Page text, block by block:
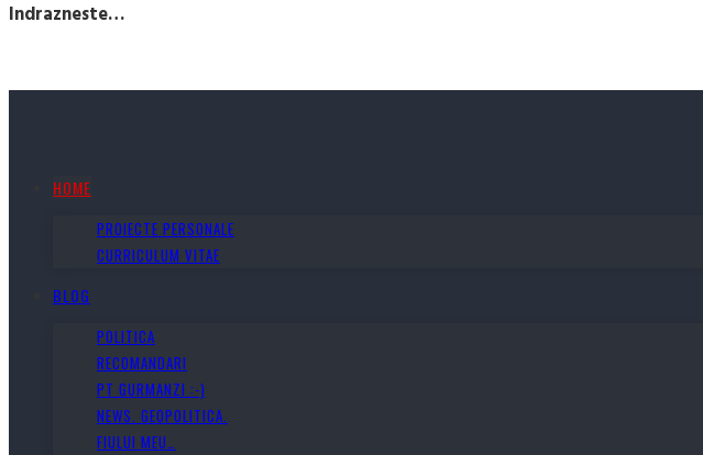
Indrazneste…
HOME
PROIECTE PERSONALE
CURRICULUM VITAE
BLOG
POLITICA
RECOMANDARI
PT GURMANZI :-)
NEWS. GEOPOLITICA.
FIULUI MEU…